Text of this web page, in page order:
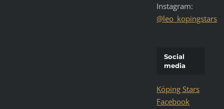
Instagram:
@leo_kopingstars
Social
media
Köping Stars
Facebook